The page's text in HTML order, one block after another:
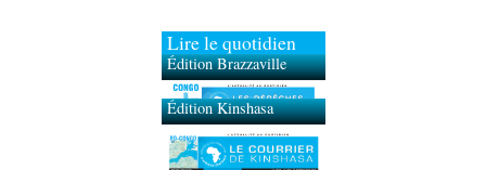
Lire le quotidien
Édition Brazzaville
Édition Kinshasa